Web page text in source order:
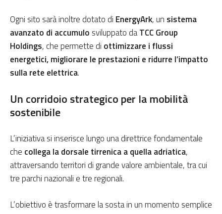
Ogni sito sarà inoltre dotato di EnergyArk, un sistema
avanzato di accumulo sviluppato daTCC Group
Holdings, che permette di ottimizzare i flussi
energetici, migliorare le prestazioni e ridurre l’impatto
sulla rete elettrica.
Un corridoio strategico per la mobilità
sostenibile
L’iniziativa si inserisce lungo una direttrice fondamentale
che collega la dorsale tirrenica a quella adriatica,
attraversando territori di grande valore ambientale, tra cui
tre parchi nazionali e tre regionali.
L’obiettivo è trasformare la sosta in un momento semplice